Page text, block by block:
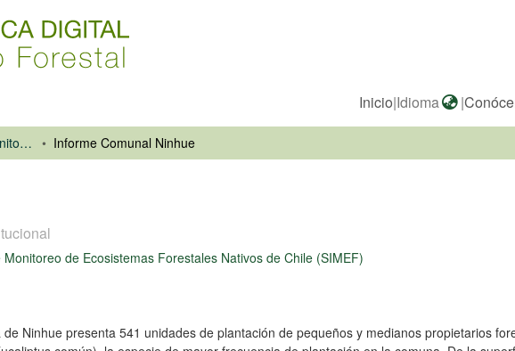
Inicio|Idioma |
Sistema Integrado de Monitoreo de Ecosistemas Forestales Nativos de Chile (SIMEF) Informe Comunal Ninhue
Monitoreo de Ecosistemas Forestales Nativos de Chile (SIMEF)
de Ninhue presenta 541 unidades de plantación de pequeños y medianos propietarios